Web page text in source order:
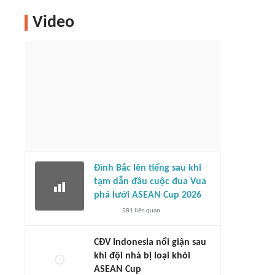
Video
Đình Bắc lên tiếng sau khi
tạm dẫn đầu cuộc đua Vua
phá lưới ASEAN Cup 2026
581 liên quan
CĐV Indonesia nổi giận sau
khi đội nhà bị loại khỏi
ASEAN Cup